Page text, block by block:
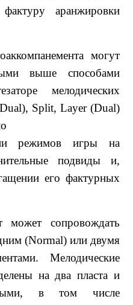
аранжировки
могут
выше способами
мелодических
Split, Layer (Dual)
режимов игры на
подвиды и,
его фактурных
может сопровождать
(Normal) или двумя
Мелодические
на два пласта и
в том числе